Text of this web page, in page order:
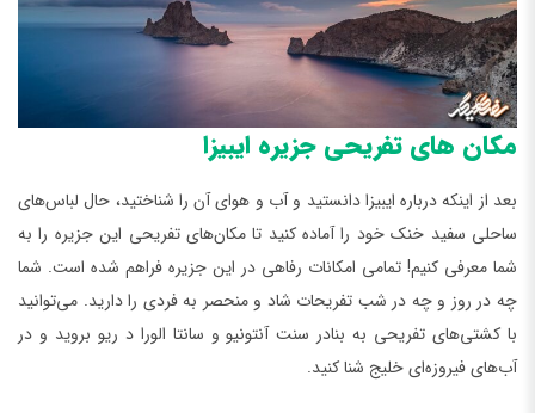
مکان‌ های تفریحی جزیره ایبیزا
بعد از اینکه درباره ایبیزا دانستید و آب و هوای آن را شناختید، حال لباس‌های
ساحلی سفید خنک خود را آماده کنید تا مکان‌های تفریحی این جزیره را به
شما معرفی کنیم! تمامی امکانات رفاهی در این جزیره فراهم شده است. شما
چه در روز و چه در شب تفریحات شاد و منحصر به فردی را دارید. می‌توانید
با کشتی‌های تفریحی به بنادر سنت آنتونیو و سانتا الورا د ریو بروید و در
آب‌های فیروزه‌ای خلیج شنا کنید‌.